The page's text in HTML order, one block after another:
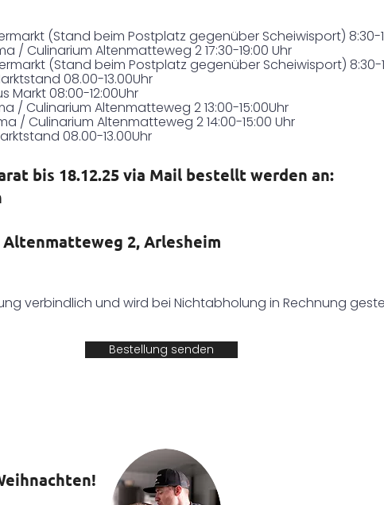
(Stand beim Postplatz gegenüber Scheiwisport) 8:30-
/ Culinarium Altenmatteweg 2 17:30-19:00 Uhr
(Stand beim Postplatz gegenüber Scheiwisport) 8:30-
08.00-13.00Uhr
Markt 08:00-12:00Uhr
/ Culinarium Altenmatteweg 2 13:00-15:00Uhr
/ Culinarium Altenmatteweg 2 14:00-15:00 Uhr
08.00-13.00Uhr
bis 18.12.25 via Mail bestellt werden an:
Altenmatteweg 2, Arlesheim
verbindlich und wird bei Nichtabholung in Rechnung
Bestellung senden